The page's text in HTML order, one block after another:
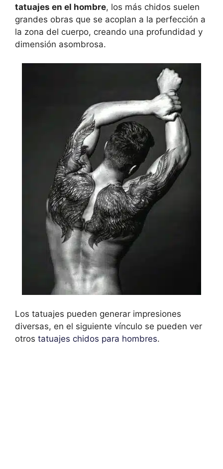
tatuajes en el hombre, los más chidos suelen
grandes obras que se acoplan a la perfección a
la zona del cuerpo, creando una profundidad y
dimensión asombrosa.
Los tatuajes pueden generar impresiones
diversas, en el siguiente vínculo se pueden ver
otros tatuajes chidos para hombres.